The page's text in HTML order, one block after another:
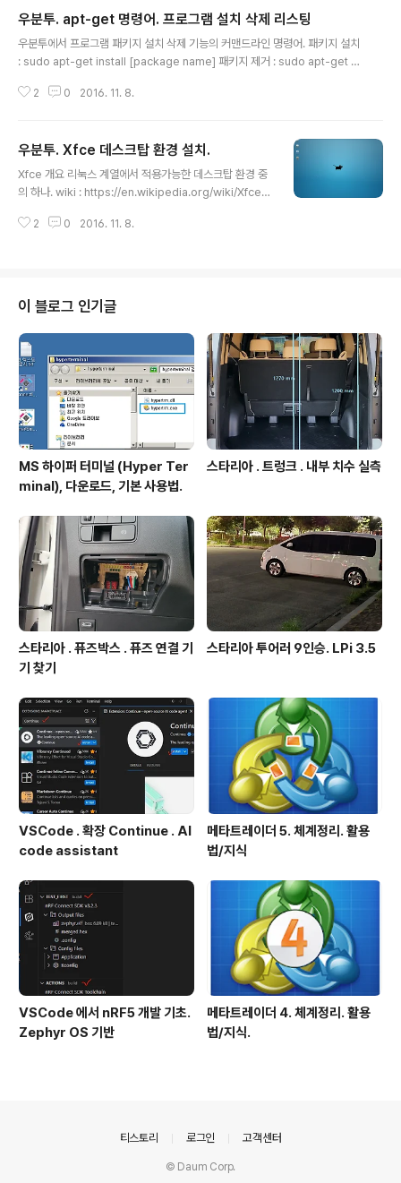
우분투. apt-get 명령어. 프로그램 설치 삭제 리스팅
우분투에서 프로그램 패키지 설치 삭제 기능의 커맨드라인 명령어. 패키지 설치
: sudo apt-get install [package name] 패키지 제거 : sudo apt-get r
지 제거 : sudo apt-get --purge remove [package name] 패키지인덱
- 패키지들을 모두 최신판으로 업그레이드. 설치된 패키지 확인하기 예 : apt li
st --installed : grep python - 패키지 이름에 부분적..
2 0 2016. 11. 8.
우분투. Xfce 데스크탑 환경 설치.
Xfce 개요 리눅스 계열에서 적용가능한 데스크탑 환경 중
의 하나. wiki : https://en.wikipedia.org/wiki/Xfce X
아래구문 실행. sudo apt-get install xfce4 Xfce 설치
택하고 로그인 했을 때 보이는 화면. ///1067.
2 0 2016. 11. 8.
이 블로그 인기글
MS 하이퍼 터미널 (Hyper Ter
minal), 다운로드, 기본 사용법.
스타리아 . 트렁크 . 내부 치수 실측
스타리아 . 퓨즈박스 . 퓨즈 연결 기
기 찾기
스타리아 투어러 9인승. LPi 3.5
VSCode . 확장 Continue . AI
code assistant
메타트레이더 5. 체계정리. 활용
법/지식
VSCode 에서 nRF5 개발 기초.
Zephyr OS 기반
메타트레이더 4. 체계정리. 활용
법/지식.
티스토리 로그인 고객센터
© Daum Corp.